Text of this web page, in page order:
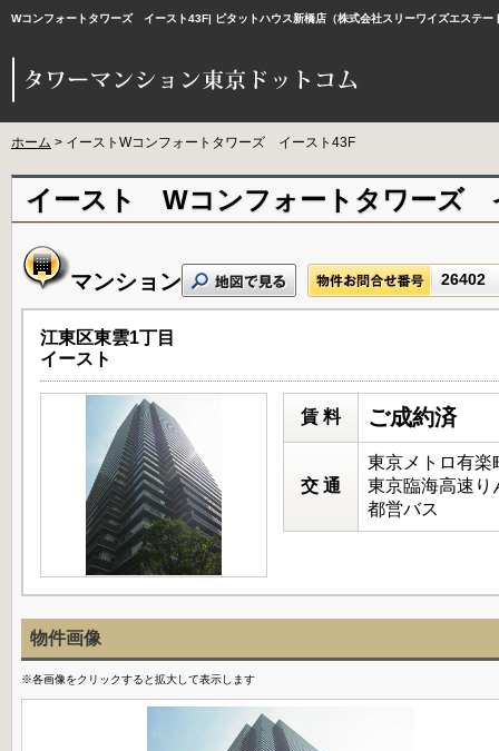
Wコンフォートタワーズ イースト43F| ピタットハウス新橋店（株式会社スリーワイズエステー
ホーム > イーストWコンフォートタワーズ イースト43F
イースト Wコンフォートタワーズ
マンション 26402
江東区東雲1丁目
イースト
賃 料 ご成約済
交 通
東京メトロ有楽
東京臨海高速り
都営バス
物件画像
※各画像をクリックすると拡大して表示します